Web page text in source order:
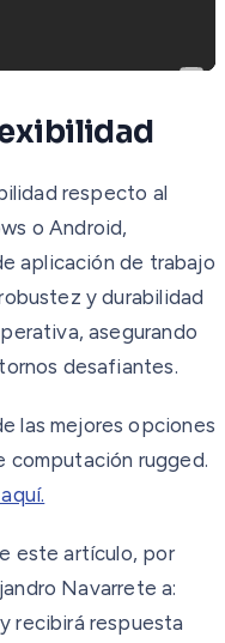
respecto al
o Android,
aplicación de trabajo
y durabilidad
asegurando
desafiantes.
las mejores opciones
computación rugged.
este artículo, por
Navarrete a:
recibirá respuesta